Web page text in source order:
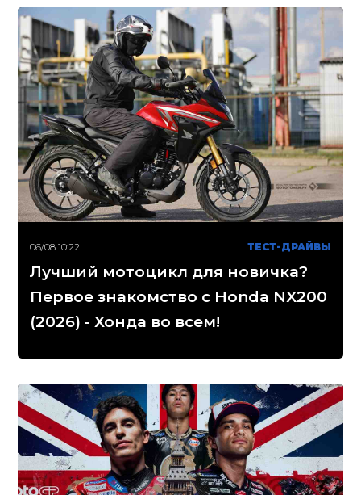
06/08 10:22 ТЕСТ-ДРАЙВЫ
Лучший мотоцикл для новичка?
Первое знакомство с Honda NX200
(2026) - Хонда во всем!